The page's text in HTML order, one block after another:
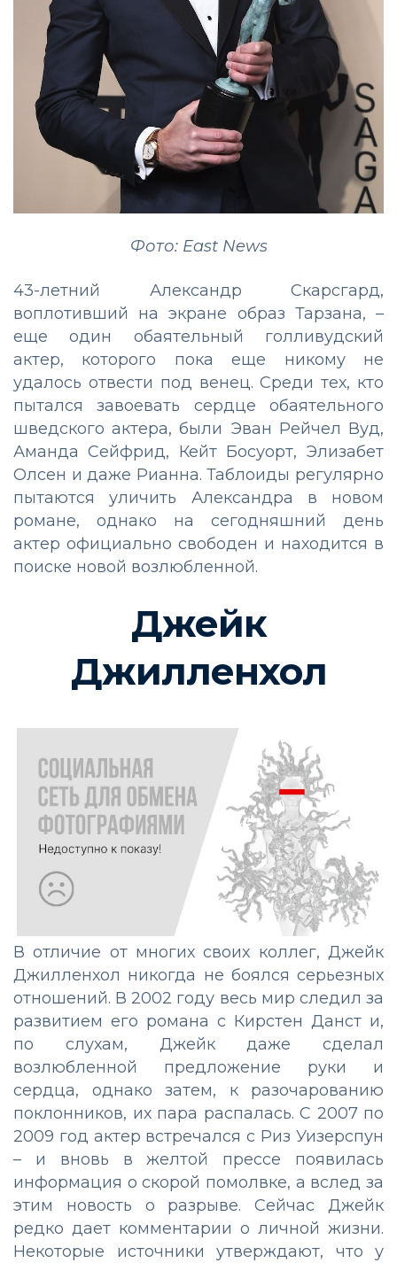
Фото: East News
43-летний Александр Скарсгард,
воплотивший на экране образ Тарзана, –
еще один обаятельный голливудский
актер, которого пока еще никому не
удалось отвести под венец. Среди тех, кто
пытался завоевать сердце обаятельного
шведского актера, были Эван Рейчел Вуд,
Аманда Сейфрид, Кейт Босуорт, Элизабет
Олсен и даже Рианна. Таблоиды регулярно
пытаются уличить Александра в новом
романе, однако на сегодняшний день
актер официально свободен и находится в
поиске новой возлюбленной.
Джейк
Джилленхол
В отличие от многих своих коллег, Джейк
Джилленхол никогда не боялся серьезных
отношений. В 2002 году весь мир следил за
развитием его романа с Кирстен Данст и,
по слухам, Джейк даже сделал
возлюбленной предложение руки и
сердца, однако затем, к разочарованию
поклонников, их пара распалась. С 2007 по
2009 год актер встречался с Риз Уизерспун
– и вновь в желтой прессе появилась
информация о скорой помолвке, а вслед за
этим новость о разрыве. Сейчас Джейк
редко дает комментарии о личной жизни.
Некоторые источники утверждают, что у